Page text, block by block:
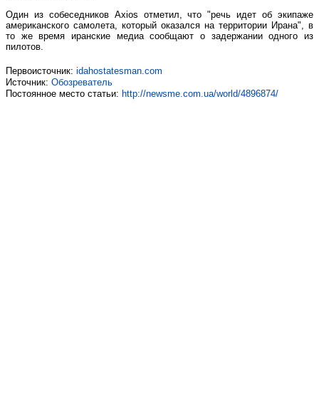
Один из собеседников Axios отметил, что "речь идет об экипаже
американского самолета, который оказался на территории Ирана", в
то же время иранские медиа сообщают о задержании одного из
пилотов.
Первоисточник: idahostatesman.com
Источник: Обозреватель
Постоянное место статьи: http://newsme.com.ua/world/4896874/